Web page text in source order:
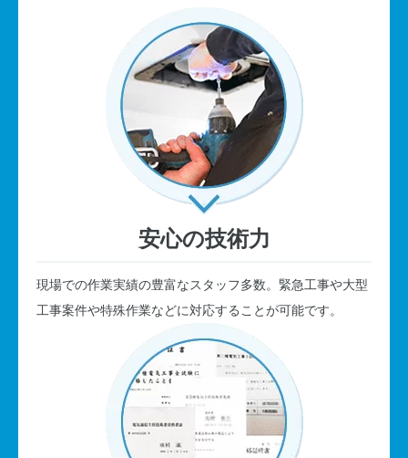
安心の技術力
現場での作業実績の豊富なスタッフ多数。緊急工事や大型
工事案件や特殊作業などに対応することが可能です。